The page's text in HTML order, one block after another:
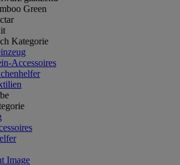
Green
Kategorie
Accessoires